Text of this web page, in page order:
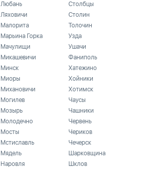
Любань
Ляховичи
Малорита
Марьина Горка
Мачулищи
Микашевичи
Минск
Миоры
Михановичи
Могилев
Мозырь
Молодечно
Мосты
Мстиславль
Мядель
Наровля
Столбцы
Столин
Толочин
Узда
Ушачи
Фаниполь
Хатежино
Хойники
Хотимск
Чаусы
Чашники
Червень
Чериков
Чечерск
Шарковщина
Шклов